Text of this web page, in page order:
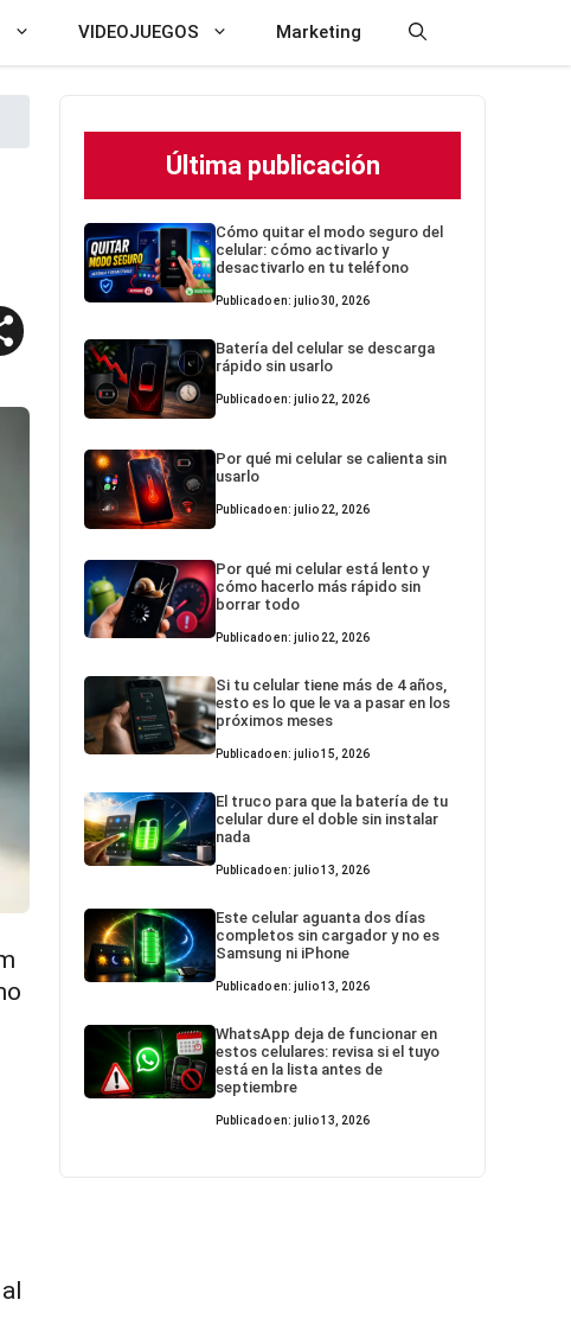
VIDEOJUEGOS Marketing
Última publicación
Cómo quitar el modo seguro del
celular: cómo activarlo y
desactivarlo en tu teléfono
Publicado en: julio 30, 2026
Batería del celular se descarga
rápido sin usarlo
Publicado en: julio 22, 2026
Por qué mi celular se calienta sin
usarlo
Publicado en: julio 22, 2026
Por qué mi celular está lento y
cómo hacerlo más rápido sin
borrar todo
Publicado en: julio 22, 2026
Si tu celular tiene más de 4 años,
esto es lo que le va a pasar en los
próximos meses
Publicado en: julio 15, 2026
El truco para que la batería de tu
celular dure el doble sin instalar
nada
Publicado en: julio 13, 2026
Este celular aguanta dos días
completos sin cargador y no es
Samsung ni iPhone
Publicado en: julio 13, 2026
WhatsApp deja de funcionar en
estos celulares: revisa si el tuyo
está en la lista antes de
septiembre
Publicado en: julio 13, 2026